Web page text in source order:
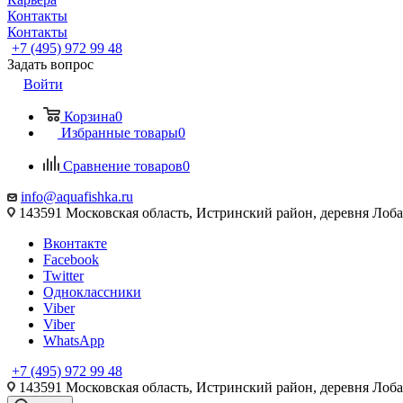
Контакты
Контакты
+7 (495) 972 99 48
Задать вопрос
Войти
Корзина0
Избранные товары0
Сравнение товаров0
info@aquafishka.ru
143591 Московская область, Истринский район, деревня
Вконтакте
Facebook
Twitter
Одноклассники
Viber
Viber
WhatsApp
+7 (495) 972 99 48
143591 Московская область, Истринский район, деревня